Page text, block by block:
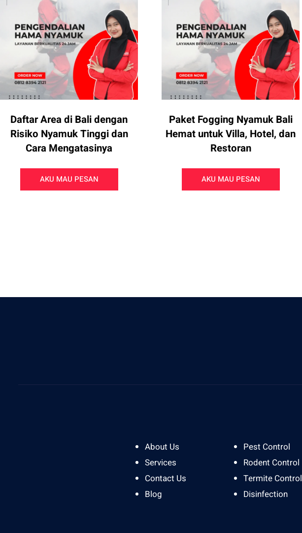
Daftar Area di Bali dengan
Risiko Nyamuk Tinggi dan
Cara Mengatasinya
AKU MAU PESAN
Paket Fogging Nyamuk Bali
Hemat untuk Villa, Hotel, dan
Restoran
AKU MAU PESAN
About Us
Services
Contact Us
Blog
Pest Control
Rodent Control
Termite Control
Disinfection